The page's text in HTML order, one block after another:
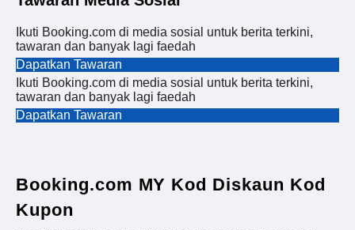
Ikuti Booking.com di media sosial untuk berita terkini,
tawaran dan banyak lagi faedah
Dapatkan Tawaran
Ikuti Booking.com di media sosial untuk berita terkini,
tawaran dan banyak lagi faedah
Dapatkan Tawaran
Booking.com MY Kod Diskaun Kod
Kupon